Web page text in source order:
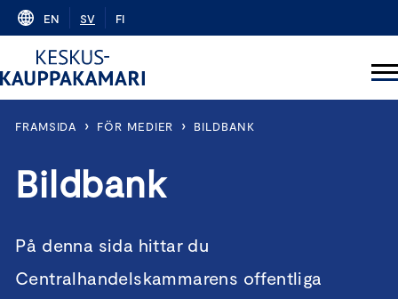
Skip
content
EN SV FI
FRAMSIDA › FÖR MEDIER › BILDBANK
Bildbank
På denna sida hittar du
Centralhandelskammarens offentliga